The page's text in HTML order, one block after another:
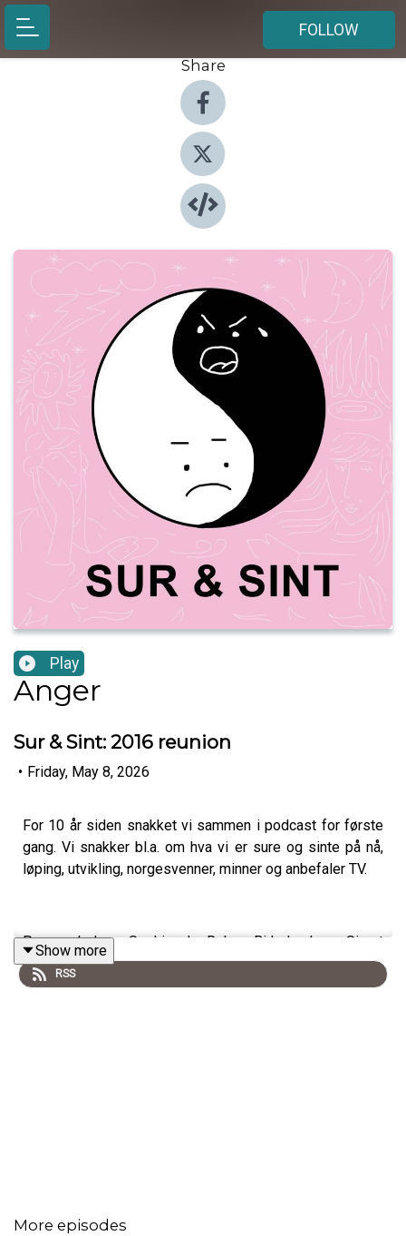
FOLLOW
Share
Play
Anger
Sur & Sint: 2016 reunion
• Friday, May 8, 2026
For 10 år siden snakket vi sammen i podcast for første
gang. Vi snakker bl.a. om hva vi er sure og sinte på nå,
løping, utvikling, norgesvenner, minner og anbefaler TV.
Programledere: Sophie de Rohan Birkeland og Sivert
Moe
Show more
RSS
More episodes